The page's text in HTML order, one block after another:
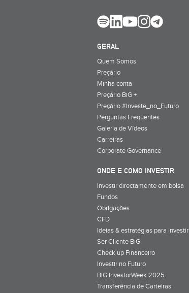
GERAL
Quem Somos
Preçário
Minha conta
Preçário BiG +
Preçário #Investe_no_Futuro
Perguntas Frequentes
Galeria de Vídeos
Carreiras
Corporate Governance
ONDE E COMO INVESTIR
Investir directamente em bolsa
Fundos
Obrigações
CFD
Ideias & estratégias para investir
Ser Cliente BiG
Check up Financeiro
Investir no Futuro
BiG InvestorWeek 2025;
Transferência de Carteiras;